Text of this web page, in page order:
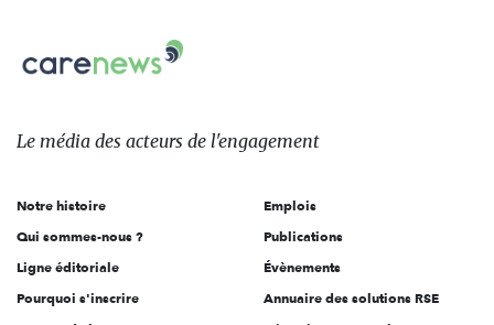
sur:
Carenews,
Le
des
l'engagement
Le média des acteurs de l'engagement
Notre histoire
Qui sommes-nous ?
Ligne éditoriale
Pourquoi s'inscrire
Emplois
Publications
Évènements
Annuaire des solutions RSE